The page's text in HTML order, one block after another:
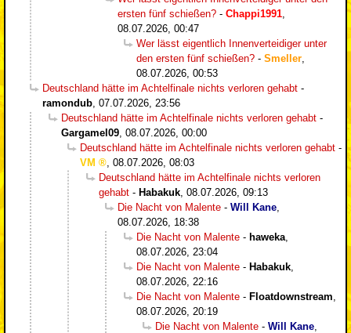
ersten fünf schießen? - Chappi1991
08.07.2026, 00:47
Wer lässt eigentlich Innenverteidiger unter
den ersten fünf schießen? - Smeller
08.07.2026, 00:53
Deutschland hätte im Achtelfinale nichts verloren gehabt -
ramondub 07.07.2026, 23:56
Deutschland hätte im Achtelfinale nichts verloren gehabt -
Gargamel09 08.07.2026, 00:00
Deutschland hätte im Achtelfinale nichts verloren gehabt -
VM
08.07.2026, 08:03
Deutschland hätte im Achtelfinale nichts verloren
gehabt - Habakuk 08.07.2026, 09:13
Die Nacht von Malente - Will Kane
08.07.2026, 18:38
Die Nacht von Malente - haweka
08.07.2026, 23:04
Die Nacht von Malente - Habakuk
08.07.2026, 22:16
Die Nacht von Malente - Floatdownstream
08.07.2026, 20:19
Die Nacht von Malente - Will Kane